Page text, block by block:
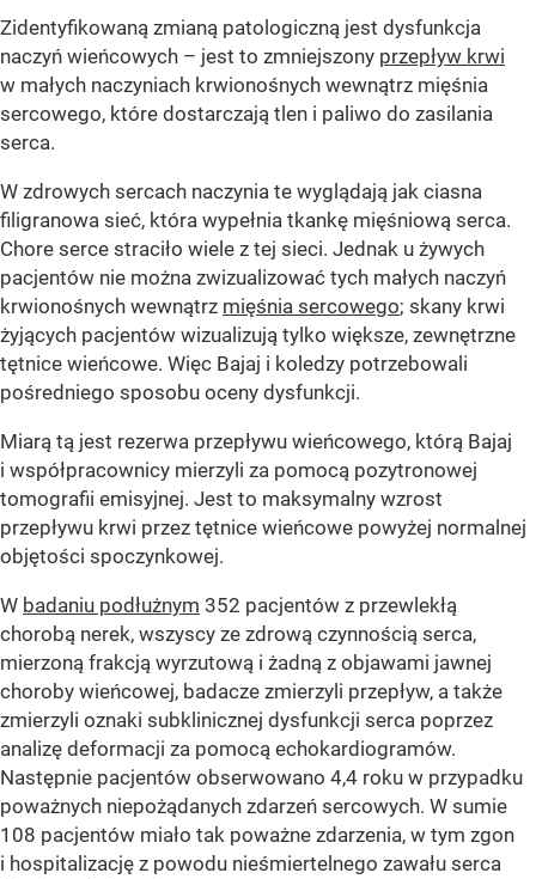
Zidentyfikowaną zmianą patologiczną jest dysfunkcja
naczyń wieńcowych – jest to zmniejszony przepływ krwi
w małych naczyniach krwionośnych wewnątrz mięśnia
sercowego, które dostarczają tlen i paliwo do zasilania
serca.
W zdrowych sercach naczynia te wyglądają jak ciasna
filigranowa sieć, która wypełnia tkankę mięśniową serca.
Chore serce straciło wiele z tej sieci. Jednak u żywych
pacjentów nie można zwizualizować tych małych naczyń
krwionośnych wewnątrz mięśnia sercowego; skany krwi
żyjących pacjentów wizualizują tylko większe, zewnętrzne
tętnice wieńcowe. Więc Bajaj i koledzy potrzebowali
pośredniego sposobu oceny dysfunkcji.
Miarą tą jest rezerwa przepływu wieńcowego, którą Bajaj
i współpracownicy mierzyli za pomocą pozytronowej
tomografii emisyjnej. Jest to maksymalny wzrost
przepływu krwi przez tętnice wieńcowe powyżej normalnej
objętości spoczynkowej.
W badaniu podłużnym 352 pacjentów z przewlekłą
chorobą nerek, wszyscy ze zdrową czynnością serca,
mierzoną frakcją wyrzutową i żadną z objawami jawnej
choroby wieńcowej, badacze zmierzyli przepływ, a także
zmierzyli oznaki subklinicznej dysfunkcji serca poprzez
analizę deformacji za pomocą echokardiogramów.
Następnie pacjentów obserwowano 4,4 roku w przypadku
poważnych niepożądanych zdarzeń sercowych. W sumie
108 pacjentów miało tak poważne zdarzenia, w tym zgon
i hospitalizację z powodu nieśmiertelnego zawału serca